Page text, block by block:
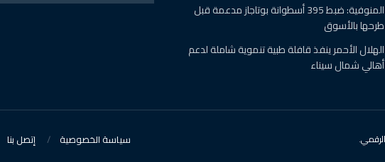
المنوفية: ضبط 395 أسطوانة بوتاجاز مدعمة قبل
طرحها بالأسوق
الهلال الأحمر ينفذ قافلة طبية تنموية شاملة لدعم
أهالي شمال سيناء
سياسة الخصوصية إتصل بنا